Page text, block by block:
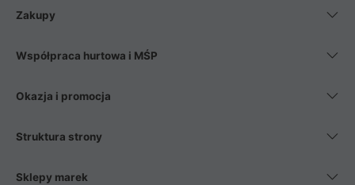
Zakupy
Współpraca hurtowa i MŚP
Okazja i promocja
Struktura strony
Sklepy marek